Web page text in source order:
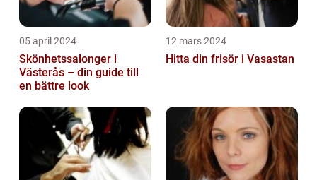
05 april 2024
Skönhetssalonger i
Västerås – din guide till
en bättre look
12 mars 2024
Hitta din frisör i Vasastan